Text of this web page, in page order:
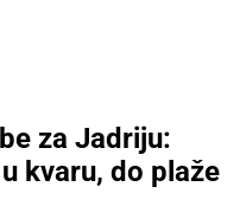
za Jadriju:
kvaru, do plaže